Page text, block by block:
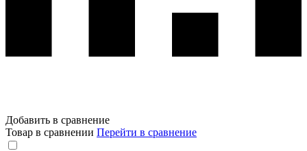
Добавить в сравнение
Товар в сравнении Перейти в сравнение